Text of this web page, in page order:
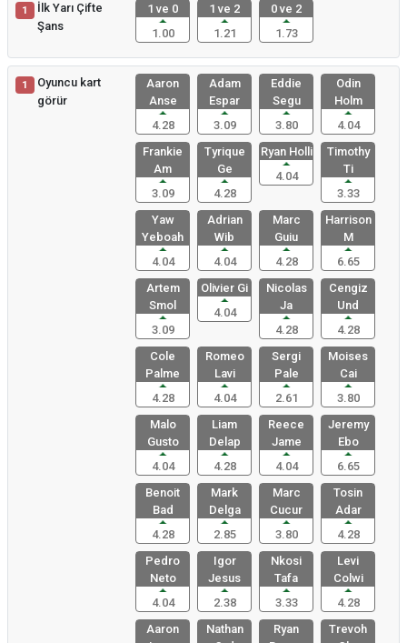
1
İlk Yarı Çifte
Şans
1 ve 0
1.00
1 ve 2
1.21
0 ve 2
1.73
1
Oyuncu kart
görür
Aaron
Anse
4.28
Adam
Espar
3.09
Eddie
Segu
3.80
Odin
Holm
4.04
Frankie
Am
3.09
Tyrique
Ge
4.28
Ryan Holli
4.04
Timothy
Ti
3.33
Yaw
Yeboah
4.04
Adrian
Wib
4.04
Marc
Guiu
4.28
Harrison
M
6.65
Artem
Smol
3.09
Olivier Gi
4.04
Nicolas
Ja
4.28
Cengiz
Und
4.28
Cole
Palme
4.28
Romeo
Lavi
4.04
Sergi
Pale
2.61
Moises
Cai
3.80
Malo
Gusto
4.04
Liam
Delap
4.28
Reece
Jame
4.04
Jeremy
Ebo
6.65
Benoit
Bad
4.28
Mark
Delga
2.85
Marc
Cucur
3.80
Tosin
Adar
4.28
Pedro
Neto
4.04
Igor
Jesus
2.38
Nkosi
Tafa
3.33
Levi
Colwi
4.28
Aaron
Nathan
Ryan
Trevoh